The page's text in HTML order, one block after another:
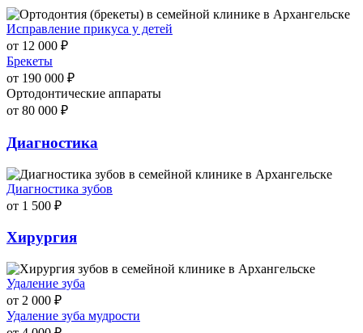
Исправление прикуса у детей
от 12 000 ₽
Брекеты
от 190 000 ₽
Ортодонтические аппараты
от 80 000 ₽
Диагностика
Диагностика зубов
от 1 500 ₽
Хирургия
Удаление зуба
от 2 000 ₽
Удаление зуба мудрости